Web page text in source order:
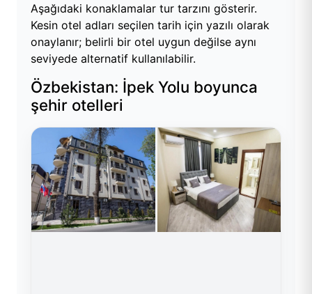
Aşağıdaki konaklamalar tur tarzını gösterir.
Kesin otel adları seçilen tarih için yazılı olarak
onaylanır; belirli bir otel uygun değilse aynı
seviyede alternatif kullanılabilir.
Özbekistan: İpek Yolu boyunca
şehir otelleri